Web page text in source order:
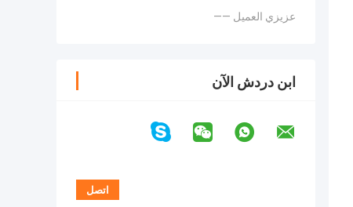
—— عزيزي العميل
ابن دردش الآن